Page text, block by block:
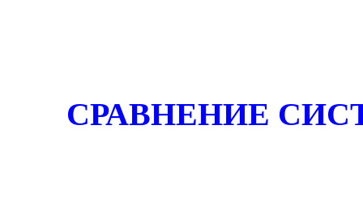
СРАВНЕНИЕ